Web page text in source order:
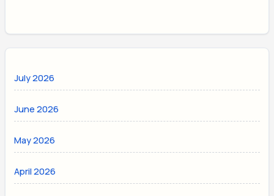
July 2026
June 2026
May 2026
April 2026